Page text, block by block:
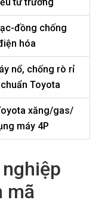
đồng chống
hóa
nổ, chống rò rỉ
Toyota
xăng/gas/
máy 4P
mã